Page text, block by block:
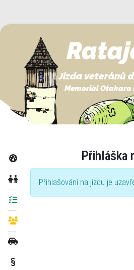
Jízda veteránů
Memoriál Otakara
Přihláška
Přihlašování na jízdu je